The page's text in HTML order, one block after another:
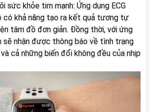
sức khỏe tim mạnh: Ứng dụng ECG
có khả năng tạo ra kết quả tương tự
tâm đồ đơn giản. Đồng thời, với ứng
sẽ nhận được thông báo về tình trạng
cả những biến đổi không đều của nhịp